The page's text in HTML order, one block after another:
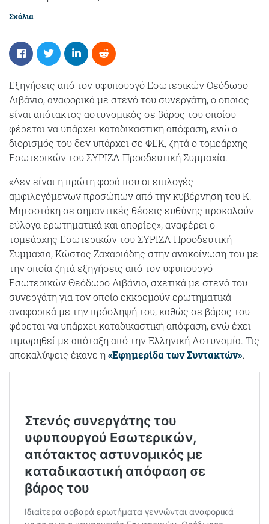
Σχόλια
Εξηγήσεις από τον υφυπουργό Εσωτερικών Θεόδωρο
Λιβάνιο, αναφορικά με στενό του συνεργάτη, ο οποίος
είναι απότακτος αστυνομικός σε βάρος του οποίου
φέρεται να υπάρχει καταδικαστική απόφαση, ενώ ο
διορισμός του δεν υπάρχει σε ΦΕΚ, ζητά ο τομεάρχης
Εσωτερικών του ΣΥΡΙΖΑ Προοδευτική Συμμαχία.
«Δεν είναι η πρώτη φορά που οι επιλογές
αμφιλεγόμενων προσώπων από την κυβέρνηση του Κ.
Μητσοτάκη σε σημαντικές θέσεις ευθύνης προκαλούν
εύλογα ερωτηματικά και απορίες», αναφέρει ο
τομεάρχης Εσωτερικών του ΣΥΡΙΖΑ Προοδευτική
Συμμαχία, Κώστας Ζαχαριάδης στην ανακοίνωση του με
την οποία ζητά εξηγήσεις από τον υφυπουργό
Εσωτερικών Θεόδωρο Λιβάνιο, σχετικά με στενό του
συνεργάτη για τον οποίο εκκρεμούν ερωτηματικά
αναφορικά με την πρόσληψή του, καθώς σε βάρος του
φέρεται να υπάρχει καταδικαστική απόφαση, ενώ έχει
τιμωρηθεί με απόταξη από την Ελληνική Αστυνομία. Τις
αποκαλύψεις έκανε η«Εφημερίδα των Συντακτών».